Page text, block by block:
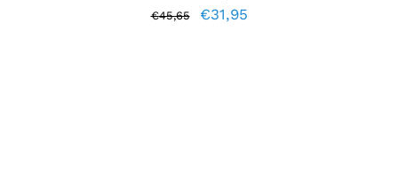
€45,65
Oorspronkelijke
€31,95Huidige